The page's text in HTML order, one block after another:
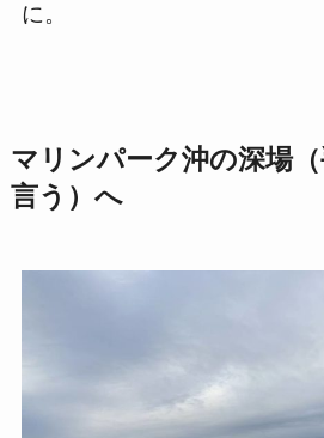
に。
マリンパーク沖の深場
言う）へ